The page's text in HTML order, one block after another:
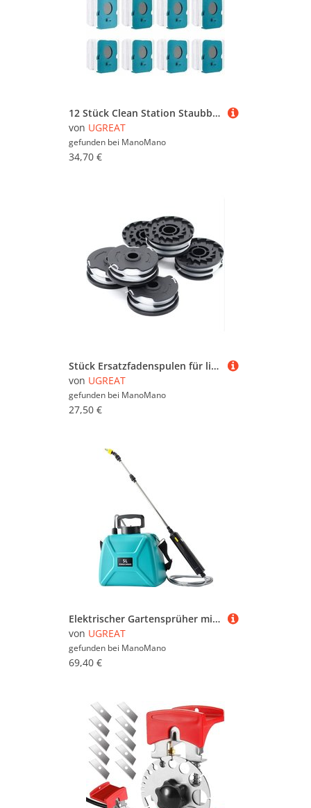
12 Stück Clean Station Staubbeutel für Samsung Bespoke Jet VCA-ADB95,VS20A95923W, Staubsauger-Ersatzbeutel, Staubsaugerbeutel, Staubsaugerzubehör
von UGREAT
gefunden bei ManoMano
34,70 €
Stück Ersatzfadenspulen für lidl Parkside prta 20-Li A1, B2, C3, prt 550 A1, A3, prt 300 A1-2 x 4 m 1,6 mm Akku-Freischneider
von UGREAT
gefunden bei ManoMano
27,50 €
Elektrischer Gartensprüher mit 3 verstellbaren Düsen, USB wiederaufladbar, Pflanzenschutzsprüher für Garten, Jäten und Autowaschen (5 l grüner
von UGREAT
gefunden bei ManoMano
69,40 €